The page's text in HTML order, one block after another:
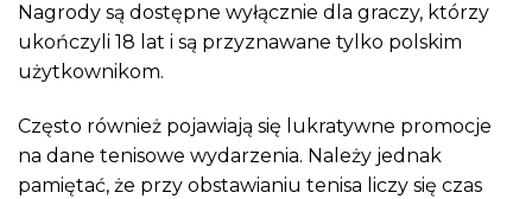
Nagrody są dostępne wyłącznie dla graczy, którzy
ukończyli 18 lat i są przyznawane tylko polskim
użytkownikom.
Często również pojawiają się lukratywne promocje
na dane tenisowe wydarzenia. Należy jednak
pamiętać, że przy obstawianiu tenisa liczy się czas